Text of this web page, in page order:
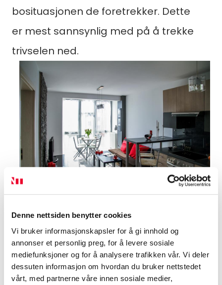
Denne nettsiden benytter cookies
Vi bruker informasjonskapsler for å gi innhold og
annonser et personlig preg, for å levere sosiale
mediefunksjoner og for å analysere trafikken vår. Vi deler
dessuten informasjon om hvordan du bruker nettstedet
vårt, med partnerne våre innen sosiale medier,
bosituasjonen de foretrekker. Dette
er mest sannsynlig med på å trekke
trivselen ned.
Hvor mye plass trenger vi
egentlig?